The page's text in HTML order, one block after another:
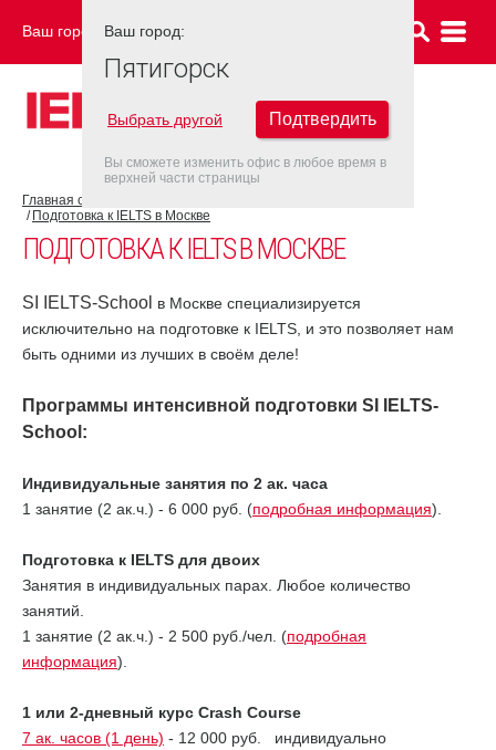
Ваш город: ПЯТИГОРСК
Главная страница
Подготовка к IELTS в Москве
ПОДГОТОВКА К IELTS В МОСКВЕ
SI IELTS-School в Москве специализируется
исключительно на подготовке к IELTS, и это позволяет нам
быть одними из лучших в своём деле!
Программы интенсивной подготовки SI IELTS-
School :
Индивидуальные занятия по 2 ак. часа
1 занятие (2 ак.ч.) - 6 000 руб. (подробная информация).
Подготовка к IELTS для двоих
Занятия в индивидуальных парах. Любое количество
занятий.
1 занятие (2 ак.ч.) - 2 500 руб./чел. (подробная
информация).
1 или 2-дневный курс Crash Course
7 ак. часов (1 день) - 12 000 руб. индивидуально
Ваш город:
Пятигорск
Выбрать другой Подтвердить
Вы сможете изменить офис в любое время в
верхней части страницы